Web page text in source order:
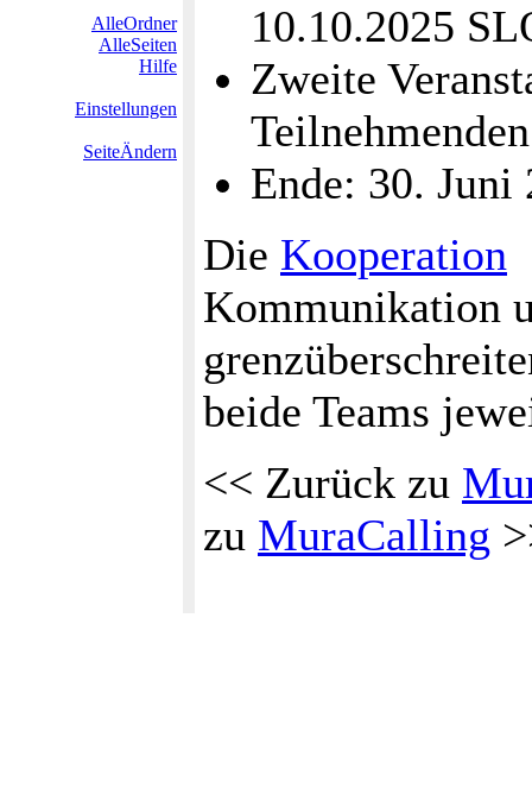
AlleOrdner
AlleSeiten
Hilfe
Einstellungen
SeiteÄndern
10.10.2025
Zweite
Ende: 30. Juni
Die Kooperation
Kommunikation
beide Teams
<< Zurück zu
zu MuraCalling